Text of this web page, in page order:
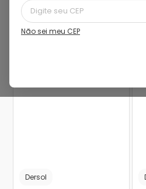
Não sei meu CEP
Dersol